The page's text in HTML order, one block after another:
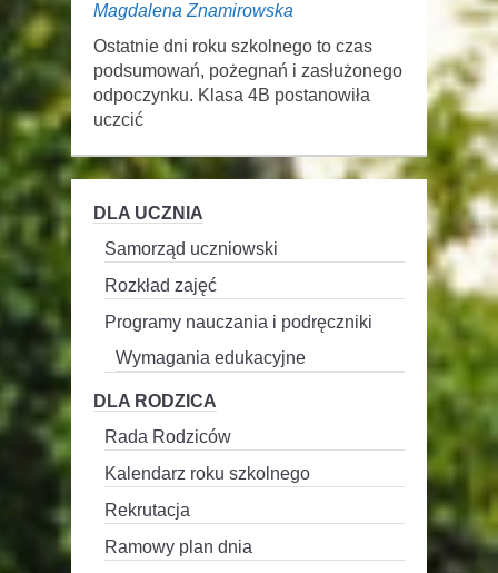
Magdalena Znamirowska
Ostatnie dni roku szkolnego to czas
podsumowań, pożegnań i zasłużonego
odpoczynku. Klasa 4B postanowiła
uczcić
DLA UCZNIA
Samorząd uczniowski
Rozkład zajęć
Programy nauczania i podręczniki
Wymagania edukacyjne
DLA RODZICA
Rada Rodziców
Kalendarz roku szkolnego
Rekrutacja
Ramowy plan dnia